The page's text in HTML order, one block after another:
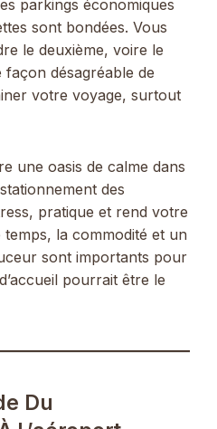
parkings économiques
sont bondées. Vous
le deuxième, voire le
façon désagréable de
votre voyage, surtout
une oasis de calme dans
des
pratique et rend votre
la commodité et un
sont importants pour
pourrait être le
Du